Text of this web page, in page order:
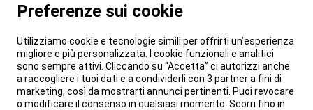
Preferenze sui cookie
Utilizziamo cookie e tecnologie simili per offrirti un’esperienza
migliore e più personalizzata. I cookie funzionali e analitici
sono sempre attivi. Cliccando su “Accetta” ci autorizzi anche
a raccogliere i tuoi dati e a condividerli con 3 partner a fini di
marketing, così da mostrarti annunci pertinenti. Puoi revocare
o modificare il consenso in qualsiasi momento. Scorri fino in